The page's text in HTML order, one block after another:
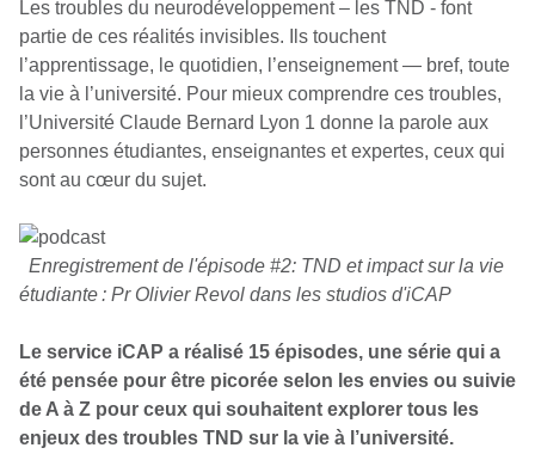
Les troubles du neurodéveloppement – les TND - font
partie de ces réalités invisibles. Ils touchent
l’apprentissage, le quotidien, l’enseignement — bref, toute
la vie à l’université. Pour mieux comprendre ces troubles,
l’Université Claude Bernard Lyon 1 donne la parole aux
personnes étudiantes, enseignantes et expertes, ceux qui
sont au cœur du sujet.
Enregistrement de l'épisode #2: TND et impact sur la vie
étudiante : Pr Olivier Revol dans les studios d'iCAP
Le service iCAP a réalisé 15 épisodes, une série qui a
été pensée pour être picorée selon les envies ou suivie
de A à Z pour ceux qui souhaitent explorer tous les
enjeux des troubles TND sur la vie à l’université.